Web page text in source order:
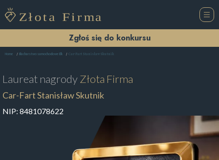
Zgłoś się do konkursu
Home Blacharstwo samochodowe Ełk Car-Fart Stanisław Skutnik
Laureat nagrodyZłota Firma
Car-Fart Stanisław Skutnik
NIP: 8481078622